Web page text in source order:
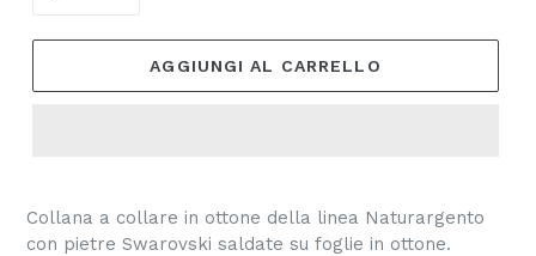
AGGIUNGI AL CARRELLO
Collana a collare in ottone della linea Naturargento
con pietre Swarovski saldate su foglie in ottone.